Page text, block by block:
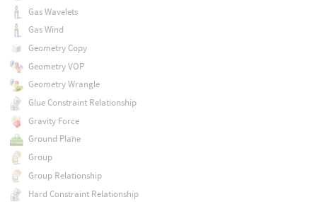
Gas Wavelets
Gas Wind
Geometry Copy
Geometry VOP
Geometry Wrangle
Glue Constraint Relationship
Gravity Force
Ground Plane
Group
Group Relationship
Hard Constraint Relationship